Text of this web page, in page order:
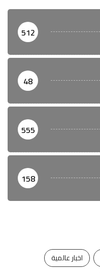
512
48
555
158
اخبار عالمية